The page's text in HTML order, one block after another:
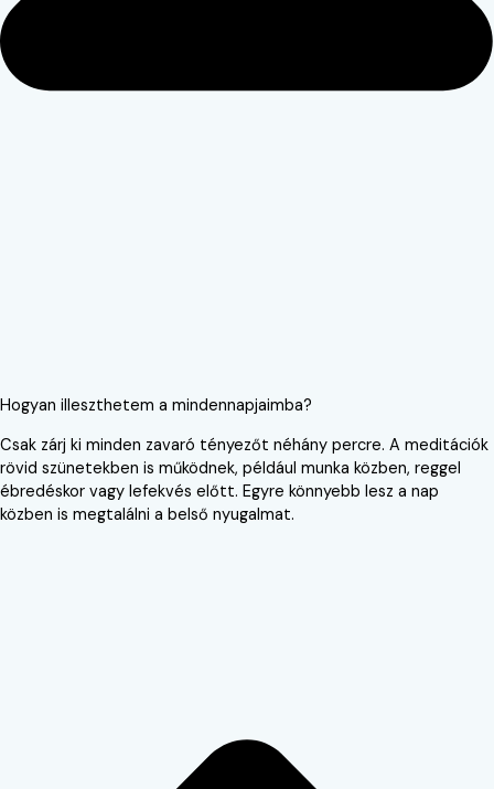
Hogyan illeszthetem a mindennapjaimba?
Csak zárj ki minden zavaró tényezőt néhány percre. A meditációk
rövid szünetekben is működnek, például munka közben, reggel
ébredéskor vagy lefekvés előtt. Egyre könnyebb lesz a nap
közben is megtalálni a belső nyugalmat.